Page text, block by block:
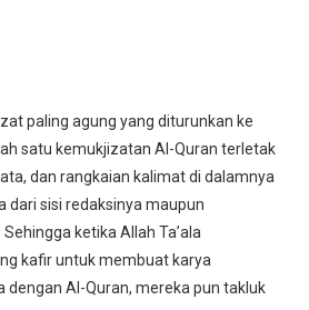
paling agung yang diturunkan ke
satu kemukjizatan Al-Quran terletak
dan rangkaian kalimat di dalamnya
dari sisi redaksinya maupun
ketika Allah Ta’ala
kafir untuk membuat karya
dengan Al-Quran, mereka pun takluk